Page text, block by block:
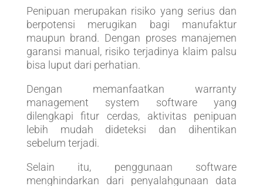
Penipuan merupakan risiko yang serius dan
berpotensi merugikan bagi manufaktur
maupun brand. Dengan proses manajemen
garansi manual, risiko terjadinya klaim palsu
bisa luput dari perhatian.
Dengan memanfaatkan warranty
management system software yang
dilengkapi fitur cerdas, aktivitas penipuan
lebih mudah dideteksi dan dihentikan
sebelum terjadi.
Selain itu, penggunaan software
menghindarkan dari penyalahgunaan data